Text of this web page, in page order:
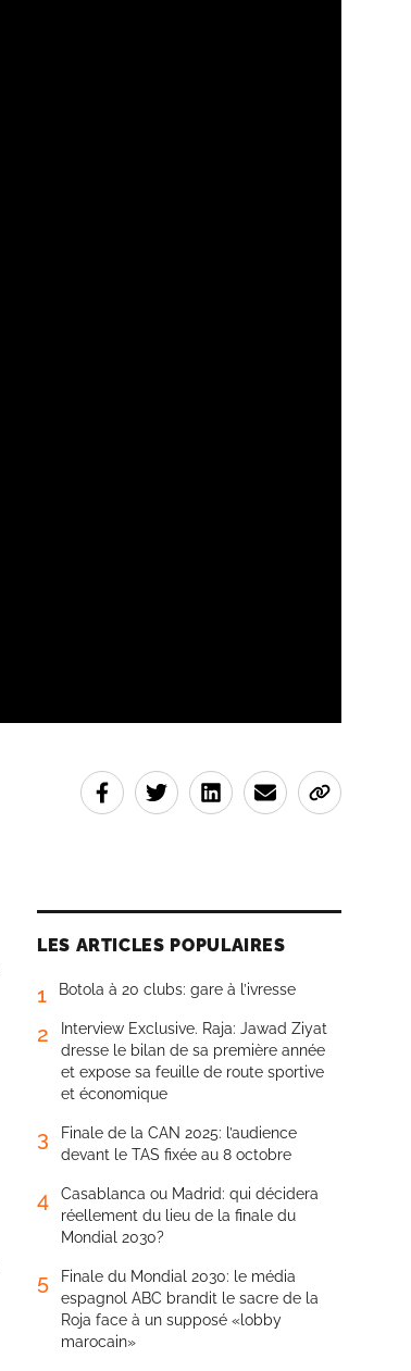
LES ARTICLES POPULAIRES
1 Botola à 20 clubs: gare à l’ivresse
2
Interview Exclusive. Raja: Jawad Ziyat
dresse le bilan de sa première année
et expose sa feuille de route sportive
et économique
3
Finale de la CAN 2025: l’audience
devant le TAS fixée au 8 octobre
4
Casablanca ou Madrid: qui décidera
réellement du lieu de la finale du
Mondial 2030?
5
Finale du Mondial 2030: le média
espagnol ABC brandit le sacre de la
Roja face à un supposé «lobby
marocain»